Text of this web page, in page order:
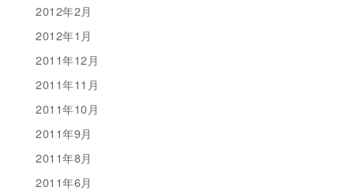
2012年2月
2012年1月
2011年12月
2011年11月
2011年10月
2011年9月
2011年8月
2011年6月